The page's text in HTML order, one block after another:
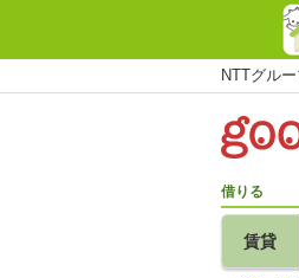
NTTグル
借りる
賃貸